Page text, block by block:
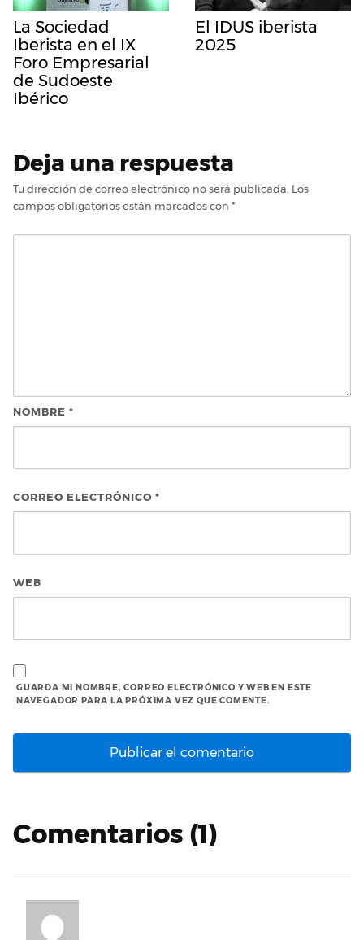
La Sociedad
Iberista en el IX
Foro Empresarial
de Sudoeste
Ibérico
El IDUS iberista
2025
Deja una respuesta
Tu dirección de correo electrónico no será publicada. Los
campos obligatorios están marcados con *
NOMBRE *
CORREO ELECTRÓNICO *
WEB
GUARDA MI NOMBRE, CORREO ELECTRÓNICO Y WEB EN ESTE
NAVEGADOR PARA LA PRÓXIMA VEZ QUE COMENTE.
Comentarios (1)